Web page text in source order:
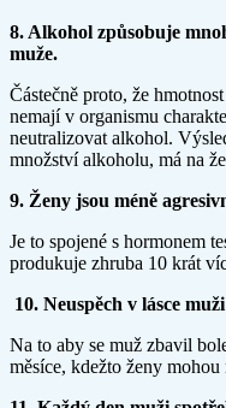
8. Alkohol způsobuje
muže.
Částečně proto, že
nemají v organismu
neutralizovat alkohol.
množství alkoholu, má na
9. Ženy jsou méně
Je to spojené s hormonem
produkuje zhruba 10 krát
10. Neuspěch v lásce
Na to aby se muž zbavil
měsíce, kdežto ženy